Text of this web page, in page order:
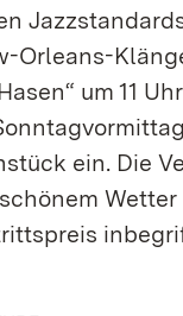
Orleans-
um 11
ein. Die